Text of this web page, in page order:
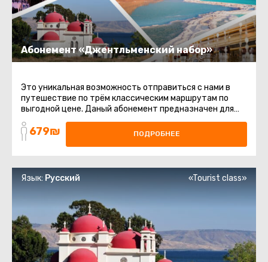
Абонемент «Джентльменский набор»
Это уникальная возможность отправиться с нами в
путешествие по трём классическим маршрутам по
выгодной цене. Даный абонемент предназначен для
тех, кто хочет увидеть ...
679₪ ПОДРОБНЕЕ
Язык: Русский «Tourist class»